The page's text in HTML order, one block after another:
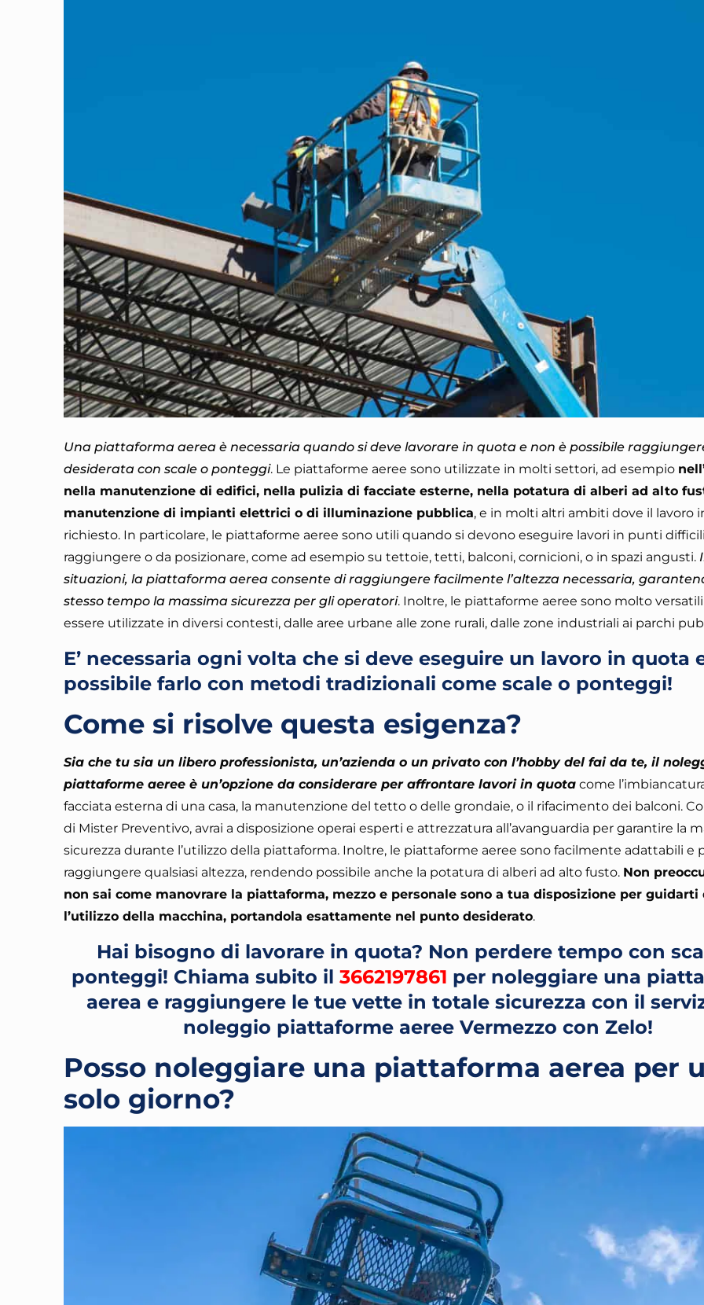
Una piattaforma aerea è necessaria quando si deve lavorare in quota e non è possibile
desiderata con scale o ponteggi. Le piattaforme aeree sono utilizzate in molti settori, ad esempio
nella manutenzione di edifici, nella pulizia di facciate esterne, nella potatura di alberi ad alto
manutenzione di impianti elettrici o di illuminazione pubblica, e in molti altri ambiti dove il lavoro
richiesto. In particolare, le piattaforme aeree sono utili quando si devono eseguire lavori in punti
raggiungere o da posizionare, come ad esempio su tettoie, tetti, balconi, cornicioni, o in spazi angusti.
situazioni, la piattaforma aerea consente di raggiungere facilmente l’altezza necessaria,
stesso tempo la massima sicurezza per gli operatori. Inoltre, le piattaforme aeree sono molto
essere utilizzate in diversi contesti, dalle aree urbane alle zone rurali, dalle zone industriali ai parchi
E’ necessaria ogni volta che si deve eseguire un lavoro in quota
possibile farlo con metodi tradizionali come scale o ponteggi!
Come si risolve questa esigenza?
Sia che tu sia un libero professionista, un’azienda o un privato con l’hobby del fai da te, il
piattaforme aeree è un’opzione da considerare per affrontare lavori in quota come
facciata esterna di una casa, la manutenzione del tetto o delle grondaie, o il rifacimento dei balconi.
di Mister Preventivo, avrai a disposizione operai esperti e attrezzatura all’avanguardia per garantire la
sicurezza durante l’utilizzo della piattaforma. Inoltre, le piattaforme aeree sono facilmente adattabili e
raggiungere qualsiasi altezza, rendendo possibile anche la potatura di alberi ad alto fusto. Non
non sai come manovrare la piattaforma, mezzo e personale sono a tua disposizione per guidarti
l’utilizzo della macchina, portandola esattamente nel punto desiderato.
Hai bisogno di lavorare in quota? Non perdere tempo con
ponteggi! Chiama subito il3662197861 per noleggiare una
aerea e raggiungere le tue vette in totale sicurezza con il
noleggio piattaforme aeree Vermezzo con Zelo!
Posso noleggiare una piattaforma aerea per
solo giorno?